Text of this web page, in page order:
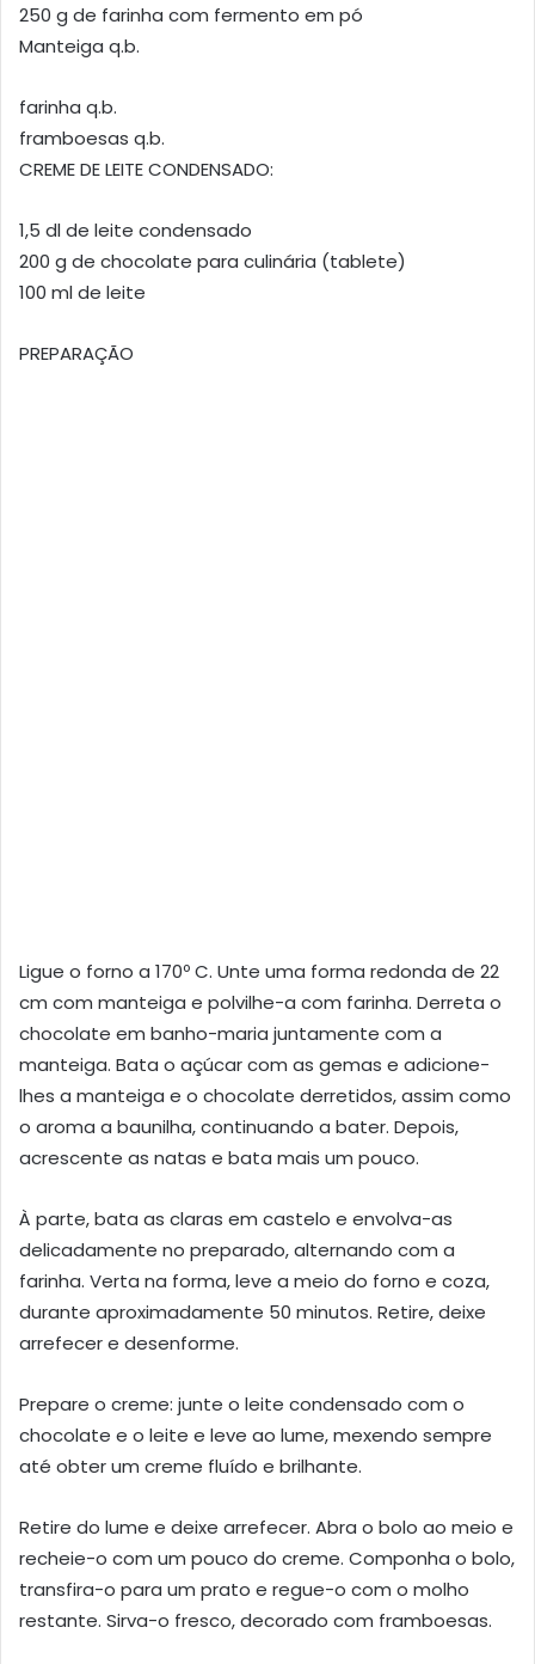
250 g de farinha com fermento em pó
Manteiga q.b.
farinha q.b.
framboesas q.b.
CREME DE LEITE CONDENSADO:
1,5 dl de leite condensado
200 g de chocolate para culinária (tablete)
100 ml de leite
PREPARAÇÃO
Ligue o forno a 170º C. Unte uma forma redonda de 22
cm com manteiga e polvilhe-a com farinha. Derreta o
chocolate em banho-maria juntamente com a
manteiga. Bata o açúcar com as gemas e adicione-
lhes a manteiga e o chocolate derretidos, assim como
o aroma a baunilha, continuando a bater. Depois,
acrescente as natas e bata mais um pouco.
À parte, bata as claras em castelo e envolva-as
delicadamente no preparado, alternando com a
farinha. Verta na forma, leve a meio do forno e coza,
durante aproximadamente 50 minutos. Retire, deixe
arrefecer e desenforme.
Prepare o creme: junte o leite condensado com o
chocolate e o leite e leve ao lume, mexendo sempre
até obter um creme fluído e brilhante.
Retire do lume e deixe arrefecer. Abra o bolo ao meio e
recheie-o com um pouco do creme. Componha o bolo,
transfira-o para um prato e regue-o com o molho
restante. Sirva-o fresco, decorado com framboesas.